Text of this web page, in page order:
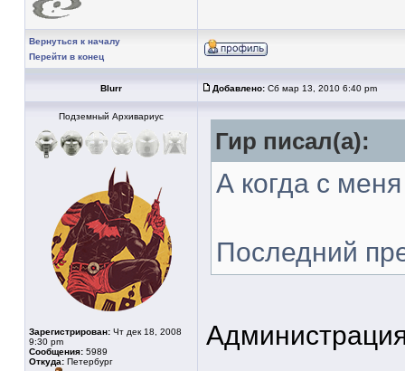
Вернуться к началу
Перейти в конец
Blurr Добавлено: Сб мар 13, 2010 6:40 pm
Подземный Архивариус
Зарегистрирован: Чт дек 18, 2008
9:30 pm
Сообщения: 5989
Откуда: Петербург
Гир писал(а):
А когда с
Последний